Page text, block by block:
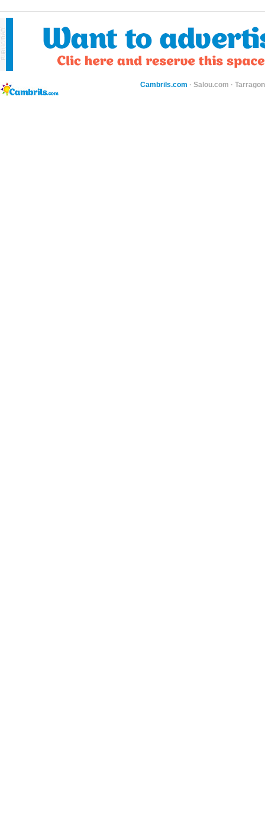
Cambrils.com · Salou.com ·